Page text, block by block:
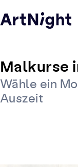
Malkurse
Wähle ein
Auszeit